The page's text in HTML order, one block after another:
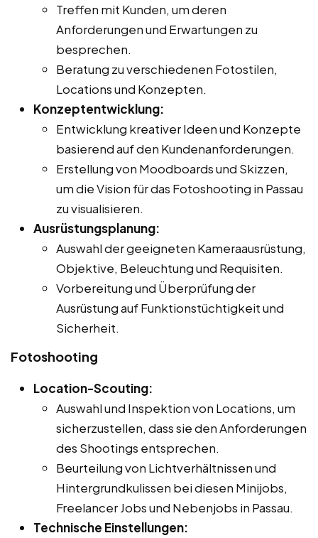
Treffen mit Kunden, um deren
Anforderungen und Erwartungen zu
besprechen.
Beratung zu verschiedenen Fotostilen,
Locations und Konzepten.
Konzeptentwicklung:
Entwicklung kreativer Ideen und Konzepte
basierend auf den Kundenanforderungen.
Erstellung von Moodboards und Skizzen,
um die Vision für das Fotoshooting in Passau
zu visualisieren.
Ausrüstungsplanung:
Auswahl der geeigneten Kameraausrüstung,
Objektive, Beleuchtung und Requisiten.
Vorbereitung und Überprüfung der
Ausrüstung auf Funktionstüchtigkeit und
Sicherheit.
Fotoshooting
Location-Scouting:
Auswahl und Inspektion von Locations, um
sicherzustellen, dass sie den Anforderungen
des Shootings entsprechen.
Beurteilung von Lichtverhältnissen und
Hintergrundkulissen bei diesen Minijobs,
Freelancer Jobs und Nebenjobs in Passau.
Technische Einstellungen: